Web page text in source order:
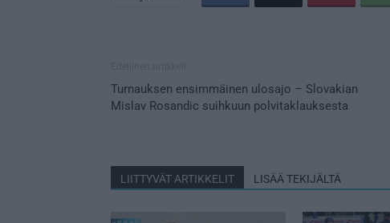
Turnauksen ensimmäinen ulosajo – Slovakian
Mislav Rosandic suihkuun polvitaklauksesta
LIITTYVÄT ARTIKKELIT LISÄÄ TEKIJÄLTÄ